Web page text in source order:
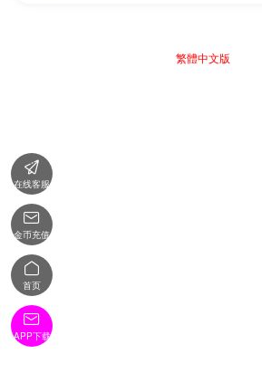
繁體中文版

在线客服

金币充值

首页

APP下载